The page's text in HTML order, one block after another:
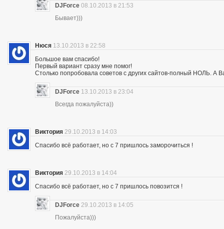
DJForce 08.10.2013 в 21:53
Бывает)))
Нюся 13.10.2013 в 22:58
Большое вам спасибо!
Первый вариант сразу мне помог!
Столько попробовала советов с других сайтов-полный НОЛЬ. А
DJForce 13.10.2013 в 23:04
Всегда пожалуйста))
Виктория 29.10.2013 в 14:03
Спасибо всё работает, но с 7 пришлось заморочиться !
Виктория 29.10.2013 в 14:04
Спасибо всё работает, но с 7 пришлось повозится !
DJForce 29.10.2013 в 14:05
Пожалуйста)))